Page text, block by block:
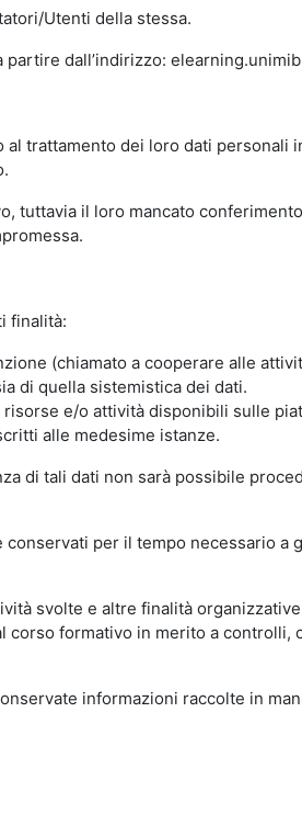
Utenti della stessa.
dall’indirizzo:
trattamento dei loro dati personali
tuttavia il loro mancato
finalità:
(chiamato a cooperare alle
di quella sistemistica dei dati.
e/o attività disponibili sulle
alle medesime istanze.
di tali dati non sarà possibile
per il tempo necessario a
svolte e altre finalità
corso formativo in merito a controlli,
informazioni raccolte in